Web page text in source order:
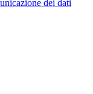
dei dati